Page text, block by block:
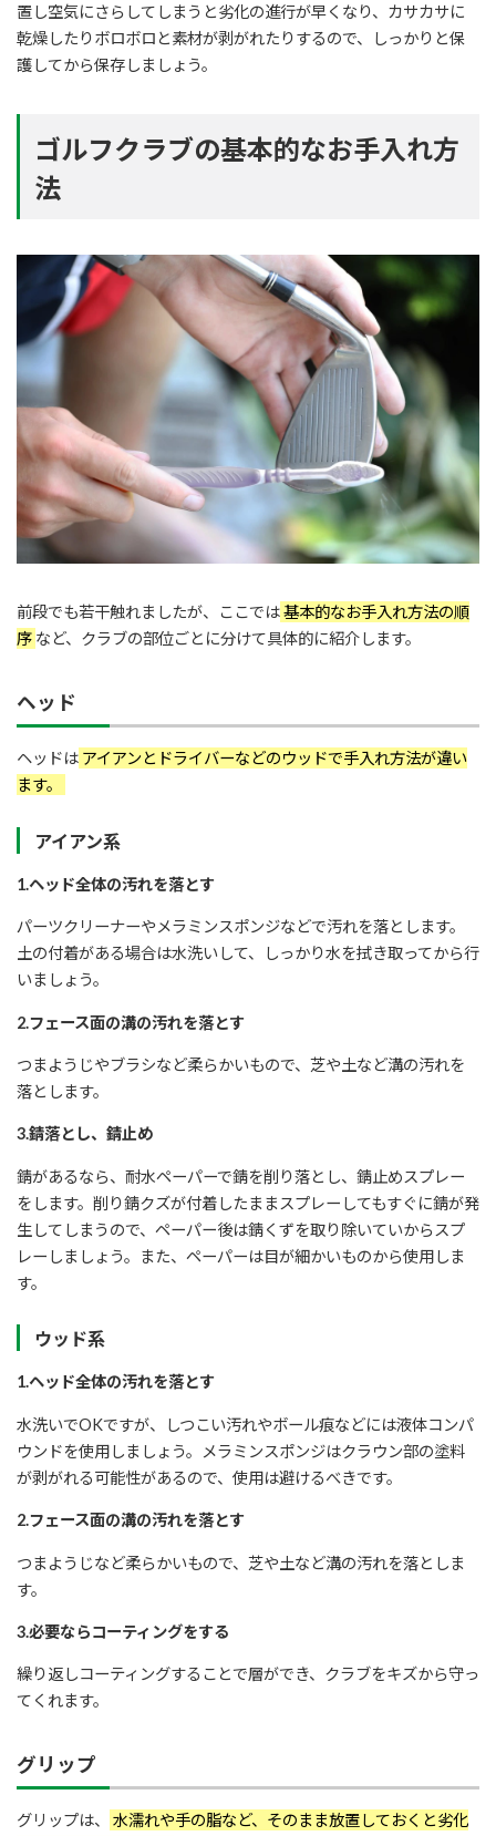
置し空気にさらしてしまうと劣化の進行が早くなり、カサカサに
乾燥したりボロボロと素材が剥がれたりするので、しっかりと保
護してから保存しましょう。
ゴルフクラブの基本的なお手入れ方
法
前段でも若干触れましたが、ここでは基本的なお手入れ方法の順
序 など、クラブの部位ごとに分けて具体的に紹介します。
ヘッド
ヘッドは アイアンとドライバーなどのウッドで手入れ方法が違い
ます。
アイアン系
1.ヘッド全体の汚れを落とす
パーツクリーナーやメラミンスポンジなどで汚れを落とします。
土の付着がある場合は水洗いして、しっかり水を拭き取ってから行
いましょう。
2.フェース面の溝の汚れを落とす
つまようじやブラシなど柔らかいもので、芝や土など溝の汚れを
落とします。
3.錆落とし、錆止め
錆があるなら、耐水ペーパーで錆を削り落とし、錆止めスプレー
をします。削り錆クズが付着したままスプレーしてもすぐに錆が発
生してしまうので、ペーパー後は錆くずを取り除いていからスプ
レーしましょう。また、ペーパーは目が細かいものから使用しま
す。
ウッド系
1.ヘッド全体の汚れを落とす
水洗いでOKですが、しつこい汚れやボール痕などには液体コンパ
ウンドを使用しましょう。メラミンスポンジはクラウン部の塗料
が剥がれる可能性があるので、使用は避けるべきです。
2.フェース面の溝の汚れを落とす
つまようじなど柔らかいもので、芝や土など溝の汚れを落としま
す。
3.必要ならコーティングをする
繰り返しコーティングすることで層ができ、クラブをキズから守っ
てくれます。
グリップ
グリップは、
水濡れや手の脂など、そのまま放置しておくと劣化